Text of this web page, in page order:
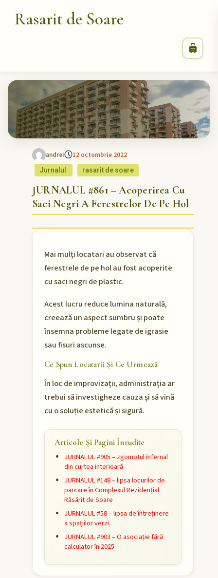
Rasarit de Soare
andrei 12 octombrie 2022
Jurnalul rasarit de soare
JURNALUL #861 – Acoperirea Cu
Saci Negri A Ferestrelor De Pe Hol
Mai mulți locatari au observat că
ferestrele de pe hol au fost acoperite
cu saci negri de plastic.
Acest lucru reduce lumina naturală,
creează un aspect sumbru și poate
însemna probleme legate de igrasie
sau fisuri ascunse.
Ce Spun Locatarii Și Ce Urmează
În loc de improvizații, administrația ar
trebui să investigheze cauza și să vină
cu o soluție estetică și sigură.
Articole Și Pagini Înrudite
JURNALUL #905 – zgomotul infernal
din curtea interioară
JURNALUL #148 – lipsa locurilor de
parcare în Complexul Rezidențial
Răsărit de Soare
JURNALUL #58 – lipsa de întreținere
a spațiilor verzi
JURNALUL #903 – O asociație fără
calculator în 2025